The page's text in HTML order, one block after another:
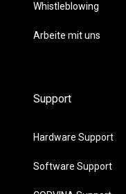
Whistleblowing
Arbeite mit uns
Support
Hardware Support
Software Support